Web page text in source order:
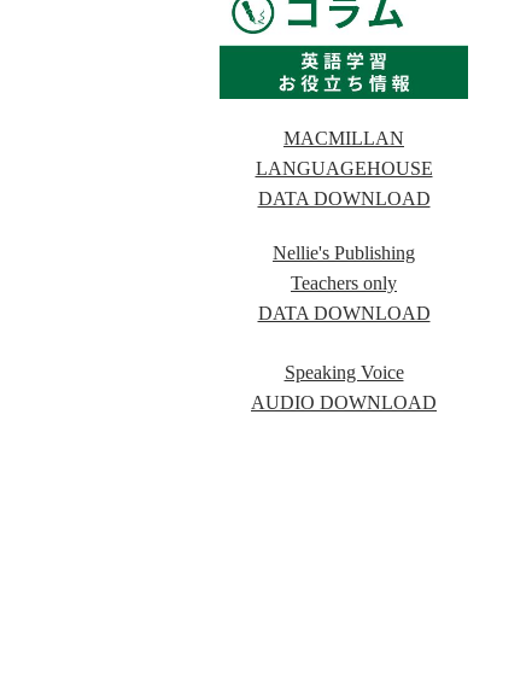
MACMILLAN
LANGUAGEHOUSE
DATA DOWNLOAD
Nellie's Publishing
Teachers only
DATA DOWNLOAD
Speaking Voice
AUDIO DOWNLOAD